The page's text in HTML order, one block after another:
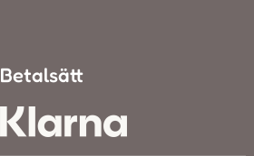
Betalsätt